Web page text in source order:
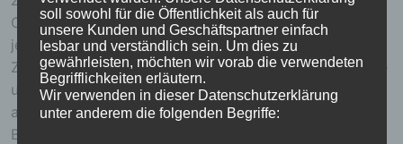
Cookies verwendet, muss beispielsweise nicht bei
jedem Besuch der Internetseite erneut seine
Zugangsdaten eingeben, weil dies von der Internetseite
und dem auf dem Computersystem des Benutzers
abgelegten Cookie übernommen wird. Ein weiteres
Beispiel ist das Cookie eines Warenkorbes im Online-
soll sowohl für die Öffentlichkeit als auch für
unsere Kunden und Geschäftspartner einfach
lesbar und verständlich sein. Um dies zu
gewährleisten, möchten wir vorab die verwendeten
Begrifflichkeiten erläutern.
Wir verwenden in dieser Datenschutzerklärung
unter anderem die folgenden Begriffe: